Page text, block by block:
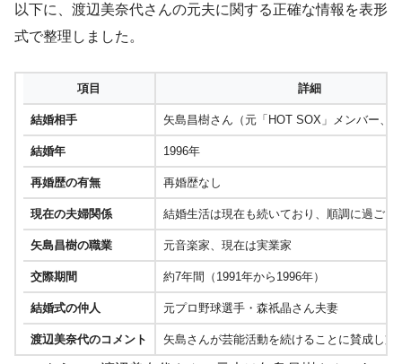
以下に、渡辺美奈代さんの元夫に関する正確な情報を表形
式で整理しました。
項目 詳細
結婚相手 矢島昌樹さん（元「HOT SOX」メンバー、
結婚年 1996年
再婚歴の有無 再婚歴なし
現在の夫婦関係 結婚生活は現在も続いており、順調に過ごし
矢島昌樹の職業 元音楽家、現在は実業家
交際期間 約7年間（1991年から1996年）
結婚式の仲人 元プロ野球選手・森祇晶さん夫妻
渡辺美奈代のコメント 矢島さんが芸能活動を続けることに賛成し支